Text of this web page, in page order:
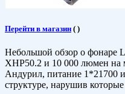
Перейти в магазин ( )
Небольшой обзор о фонаре
XHP50.2 и 10 000 люмен на
Андурил, питание 1*21700
структуре, нарушив